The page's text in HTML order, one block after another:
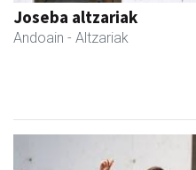
Joseba altzariak
Andoain - Altzariak